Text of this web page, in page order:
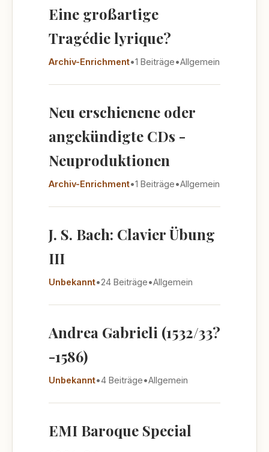
Eine großartige
Tragédie lyrique?
Archiv-Enrichment•1 Beiträge•Allgemein
Neu erschienene oder
angekündigte CDs -
Neuproduktionen
Archiv-Enrichment•1 Beiträge•Allgemein
J. S. Bach: Clavier Übung
III
Unbekannt•24 Beiträge•Allgemein
Andrea Gabrieli (1532/33?
-1586)
Unbekannt•4 Beiträge•Allgemein
EMI Baroque Special